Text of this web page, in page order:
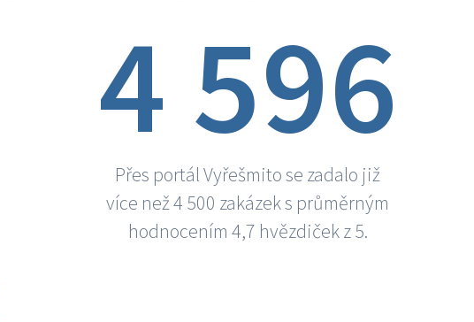
4 596
Přes portál Vyřešmito se zadalo již
více než 4 500 zakázek s průměrným
hodnocením 4,7 hvězdiček z 5.